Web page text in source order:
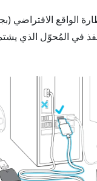
الواقع الافتراضي
في المُحوّل الذي